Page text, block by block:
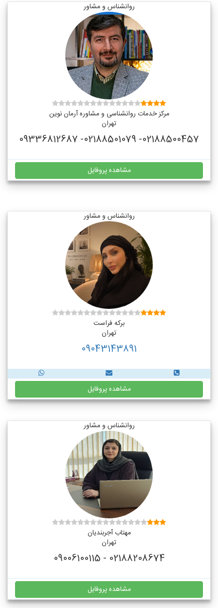
روانشناس و مشاور
مرکز خدمات روانشناسی و مشاوره آرمان نوین
تهران
02188500457- 02188501079- 09336812687
مشاهده پروفایل
روانشناس و مشاور
برکه فراست
تهران
09043143891
مشاهده پروفایل
روانشناس و مشاور
مهتاب آجربندیان
تهران
02188208674 - 09006100115
مشاهده پروفایل